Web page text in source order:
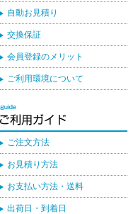
自動お見積り
交換保証
会員登録のメリット
ご利用環境について
ご注文方法
お見積り方法
お支払い方法・送料
出荷日・到着日